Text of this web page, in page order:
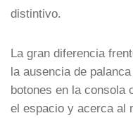
distintivo.
La gran diferencia
la ausencia de
botones en la consola
el espacio y acerca al